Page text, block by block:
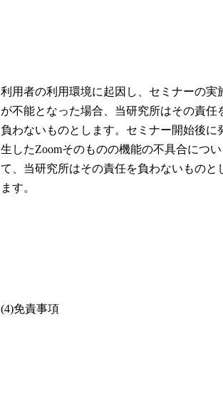
利用者の利用環境に起因し、セミナーの実
が不能となった場合、当研究所はその責任
負わないものとします。セミナー開始後に
生したZoomそのものの機能の不具合につい
て、当研究所はその責任を負わないものと
ます。
(4)免責事項